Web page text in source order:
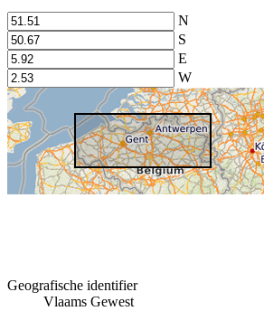
N
S
E
W
Geografische identifier
Vlaams Gewest